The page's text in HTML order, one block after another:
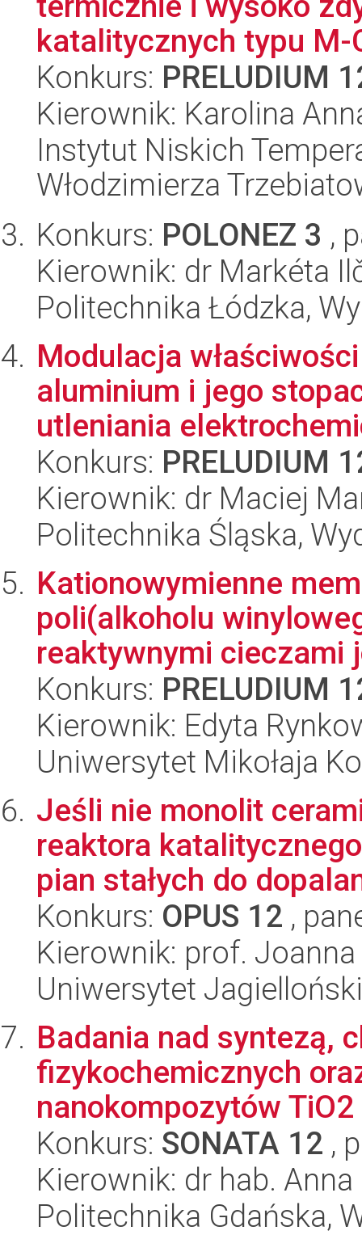
katalitycznych typu M-
Konkurs: PRELUDIUM
Kierownik: Karolina
Instytut Niskich
Włodzimierza
Konkurs: POLONEZ 3 ,
Kierownik: dr Markéta
Politechnika Łódzka,
Modulacja
aluminium i jego
utleniania
Konkurs: PRELUDIUM
Kierownik: dr Maciej
Politechnika Śląska,
Kationowymienne
poli(alkoholu
reaktywnymi cieczami
Konkurs: PRELUDIUM
Kierownik: Edyta
Uniwersytet Mikołaja
Jeśli nie monolit
reaktora
pian stałych do
Konkurs: OPUS 12 ,
Kierownik: prof.
Uniwersytet
Badania nad syntezą,
fizykochemicznych
nanokompozytów
Konkurs: SONATA 12 ,
Kierownik: dr hab.
Politechnika Gdańska,